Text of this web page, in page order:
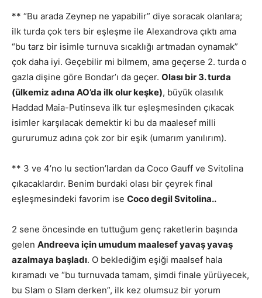
** “Bu arada Zeynep ne yapabilir” diye soracak olanlara;
ilk turda çok ters bir eşleşme ile Alexandrova çıktı ama
“bu tarz bir isimle turnuva sıcaklığı artmadan oynamak”
çok daha iyi. Geçebilir mi bilmem, ama geçerse 2. turda o
gazla dişine göre Bondar’ı da geçer. Olası bir 3. turda
(ülkemiz adına AO’da ilk olur keşke), büyük olasılık
Haddad Maia-Putinseva ilk tur eşleşmesinden çıkacak
isimler karşılacak demektir ki bu da maalesef milli
gururumuz adına çok zor bir eşik (umarım yanılırım).
** 3 ve 4’no lu section’lardan da Coco Gauff ve Svitolina
çıkacaklardır. Benim burdaki olası bir çeyrek final
eşleşmesindeki favorim ise Coco degil Svitolina..
2 sene öncesinde en tuttuğum genç raketlerin başında
gelen Andreeva için umudum maalesef yavaş yavaş
azalmaya başladı. O beklediğim eşiği maalsef hala
kıramadı ve “bu turnuvada tamam, şimdi finale yürüyecek,
bu Slam o Slam derken”, ilk kez olumsuz bir yorum